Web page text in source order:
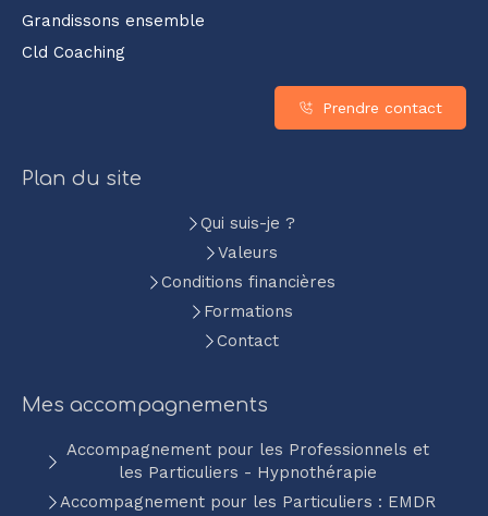
Grandissons ensemble
Cld Coaching
Prendre contact
Plan du site
Qui suis-je ?
Valeurs
Conditions financières
Formations
Contact
Mes accompagnements
Accompagnement pour les Professionnels et
les Particuliers - Hypnothérapie
Accompagnement pour les Particuliers : EMDR